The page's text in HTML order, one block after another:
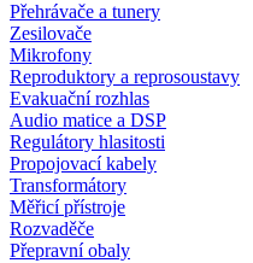
Přehrávače a tunery
Zesilovače
Mikrofony
Reproduktory a reprosoustavy
Evakuační rozhlas
Audio matice a DSP
Regulátory hlasitosti
Propojovací kabely
Transformátory
Měřicí přístroje
Rozvaděče
Přepravní obaly